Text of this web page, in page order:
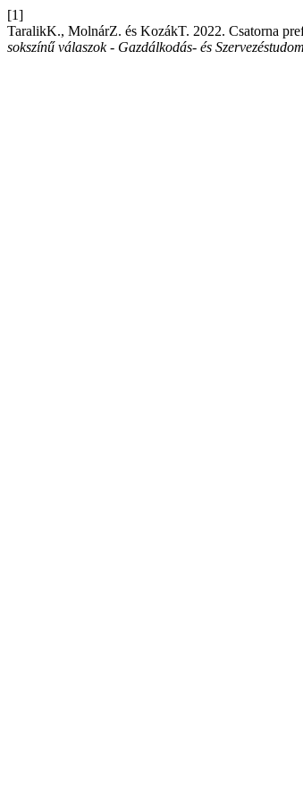
[1]
TaralikK., MolnárZ. és KozákT. 2022. Csatorna
sokszínű válaszok - Gazdálkodás- és